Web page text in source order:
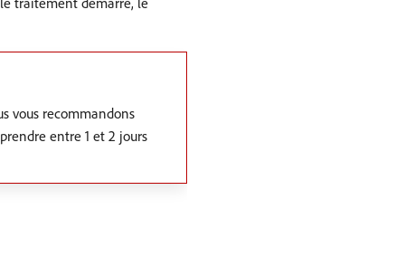
vous recommandons
entre 1 et 2 jours